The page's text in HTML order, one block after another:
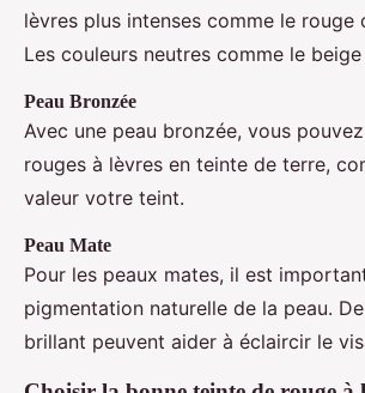
lèvres plus intenses comme le
Les couleurs neutres comme le
Peau Bronzée
Avec une peau bronzée, vous
rouges à lèvres en teinte de terre,
valeur votre teint.
Peau Mate
Pour les peaux mates, il est
pigmentation naturelle de la peau.
brillant peuvent aider à éclaircir le